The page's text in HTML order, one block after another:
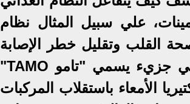
علي سبيل المثال نظام
القلب وتقليل خطر الإصابة
بأمراض القلب، رأي الباحثون أن سر فعالية يمكن في جزيء يسمي "تامو TAMO"
الأمعاء باستقلاب المركبات